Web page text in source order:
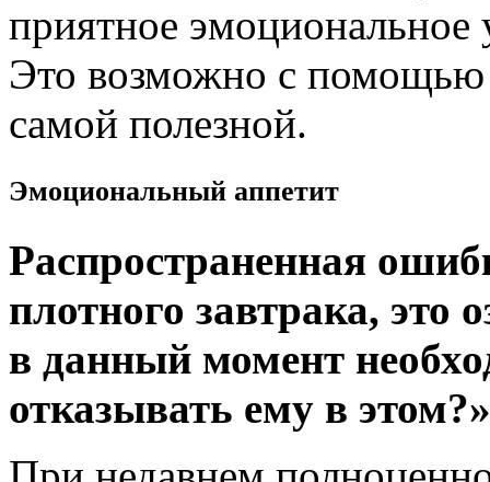
приятное эмоциональное
Это возможно с помощью
самой полезной.
Эмоциональный аппетит
Распространенная
плотного завтрака, это
в данный момент
отказывать ему в